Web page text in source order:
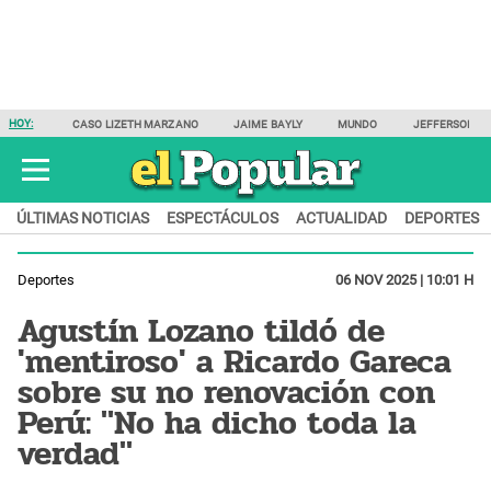
HOY: CASO LIZETH MARZANO JAIME BAYLY MUNDO JEFFERSON
ÚLTIMAS NOTICIAS ESPECTÁCULOS ACTUALIDAD DEPORTES
Deportes 06 NOV 2025 | 10:01 H
Agustín Lozano tildó de
'mentiroso' a Ricardo Gareca
sobre su no renovación con
Perú: "No ha dicho toda la
verdad"